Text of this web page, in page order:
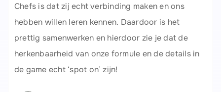
Chefs is dat zij echt verbinding maken en ons
hebben willen leren kennen. Daardoor is het
prettig samenwerken en hierdoor zie je dat de
herkenbaarheid van onze formule en de details in
de game echt ‘spot on’ zijn!